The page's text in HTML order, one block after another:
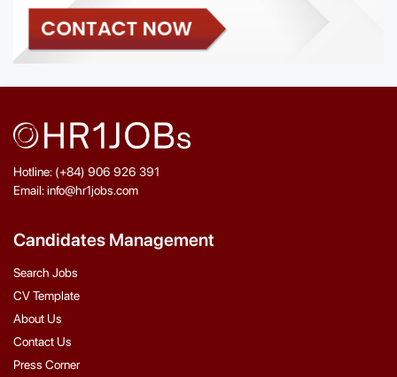
Hotline: (+84) 906 926 391
Email: info@hr1jobs.com
Candidates Management
Search Jobs
CV Template
About Us
Contact Us
Press Corner